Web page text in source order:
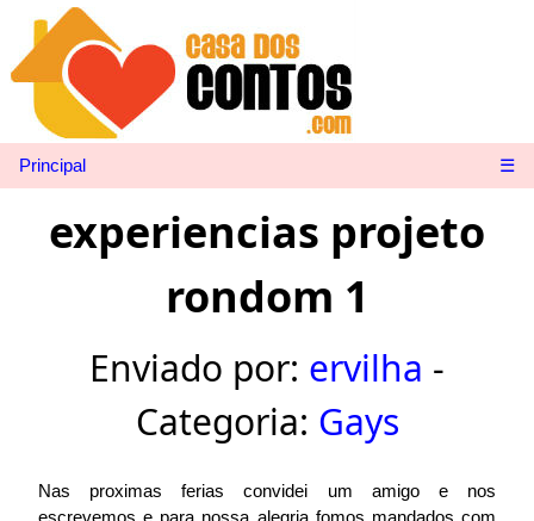
Principal ☰
experiencias projeto
rondom 1
Enviado por: ervilha -
Categoria: Gays
Nas proximas ferias convidei um amigo e nos